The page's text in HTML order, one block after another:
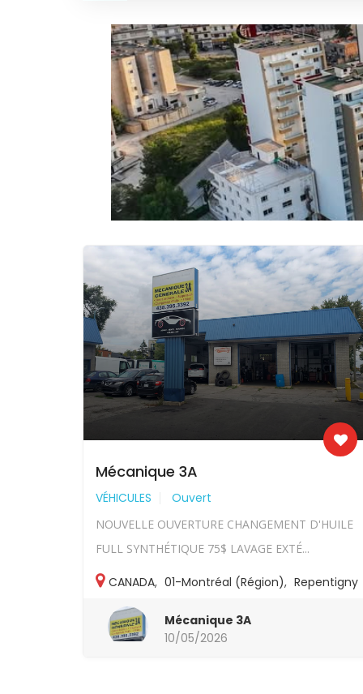
Mécanique 3A
VÉHICULES Ouvert
NOUVELLE OUVERTURE CHANGEMENT D'HUILE
FULL SYNTHÉTIQUE 75$ LAVAGE EXTÉ...
CANADA, 01-Montréal (Région), Repentigny
Mécanique 3A
10/05/2026